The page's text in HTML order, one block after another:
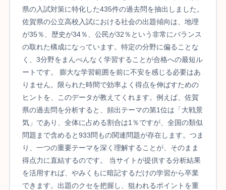
県の入試対策に特化した435件の過去問を抽出しました。
佐賀県の公立高校入試における社会の出題傾向は、地理
が35％、歴史が34％、公民が32％という非常にバランス
の取れた構成になっています。特定の分野に偏ることな
く、3分野をまんべんなく学習することが合格への最短ル
ートです。 膨大な学習範囲を前に不安を感じる必要はあ
りません。限られた時間で効率よく得点を伸ばすための
ヒントを、このデータが教えてくれます。例えば、佐賀
県の過去問を分析すると、頻出テーマの第1位は「大戦景
気」であり、全体に占める割合は1％ですが、全国の類似
問題まで含めると933問もの関連問題が存在します。つま
り、一つの重要テーマを深く理解することが、そのまま
得点力に直結するのです。 当サイトが提供する分析結果
を活用すれば、やみくもに暗記するだけの学習から卒業
できます。出題のクセを把握し、狙われるポイントを重